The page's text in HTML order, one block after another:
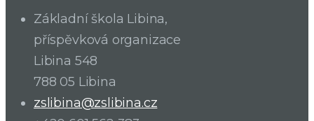
Základní škola Libina,
příspěvková organizace
Libina 548
788 05 Libina
zslibina@zslibina.cz